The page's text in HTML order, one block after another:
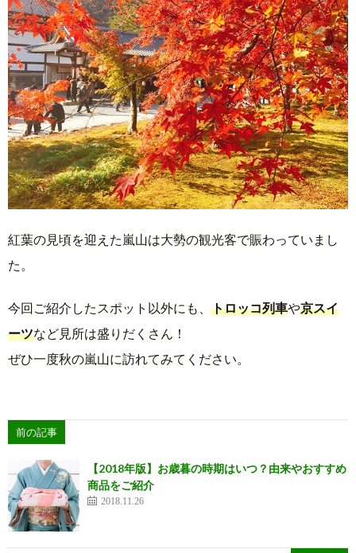
紅葉の見頃を迎えた嵐山は大勢の観光客で賑わっていまし
た。
今回ご紹介したスポット以外にも、 トロッコ列車や京スイ
ーツなど見所は盛りだくさん！
ぜひ一度秋の嵐山に訪れてみてください。
前の記事
【2018年版】お歳暮の時期はいつ？由来やおすすめ
商品をご紹介
2018.11.26